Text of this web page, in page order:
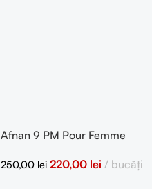
Afnan 9 PM Pour Femme
250,00lei 220,00 lei bucăți